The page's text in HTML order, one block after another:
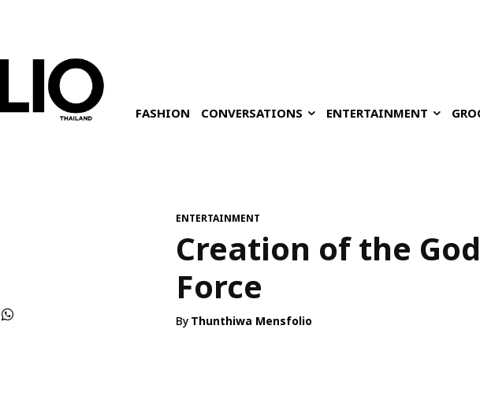
FASHION CONVERSATIONS ENTERTAINMENT
ENTERTAINMENT
Creation of the
Force
ByThunthiwa Mensfolio